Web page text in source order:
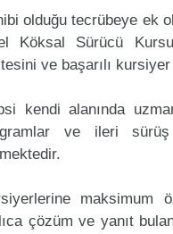
olduğu tecrübeye ek
Köksal Sürücü
ve başarılı kursiyer
kendi alanında
ve ileri
maksimum
çözüm ve yanıt